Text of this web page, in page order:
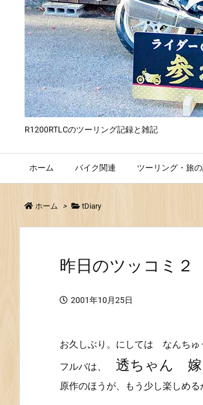
R1200RTLCのツーリング記録と雑記
ホーム バイク関連 ツーリング・旅
ホーム > tDiary
昨日のツッコミ２
2001年10月25日
お久しぶり。にしては なんち
フルバは、 透ちゃん 嫁
原作のほうが、もう少し楽しめ